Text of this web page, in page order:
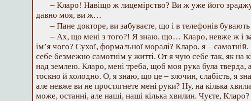
– Кларо! Навіщо ж лицемірство? Ви ж уже його
давно моя, ви ж…
– Пане докторе, ви забуваєте, що і в телефонів
– Ах, що мені з того?! Я знаю, що… Кларо, невже ж і
ім’я чого? Сухої, формальної моралі? Кларо, я –
себе безмежно самотнім у житті. От я чую себе так, як на
над землею. Кларо, мені треба, щоб моя рука була тверда,
тоскно й холодно. О, я знаю, що це – злочин, слабість, я
але невже ви не простягнете мені руки? Ну, на кілька
може, останні, але наші, наші кілька хвилин. Чуєте, Кларо?